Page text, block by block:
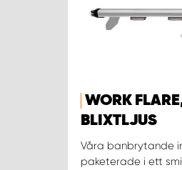
WORK
BLIXTLJUS
Våra banbrytande
paketerade i ett